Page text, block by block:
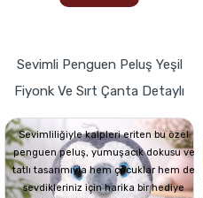
Sevimli Penguen Peluş Yeşil
Fiyonk Ve Sırt Çanta Detaylı
Sevimliliğiyle kalpleri eriten bu özel
penguen peluş, yumuşacık dokusu ve
tatlı tasarımıyla hem çocuklar hem de
sevdikleriniz için harika bir hediye